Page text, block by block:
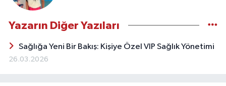
Yazarın Diğer Yazıları
Sağlığa Yeni Bir Bakış: Kişiye Özel VIP Sağlık Yönetimi
26.03.2026